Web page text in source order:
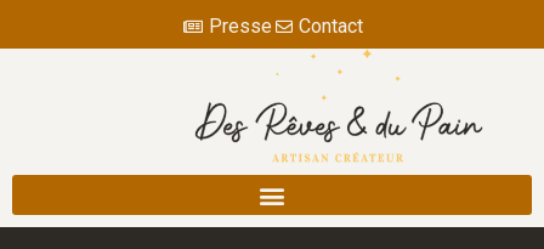
Presse Contact